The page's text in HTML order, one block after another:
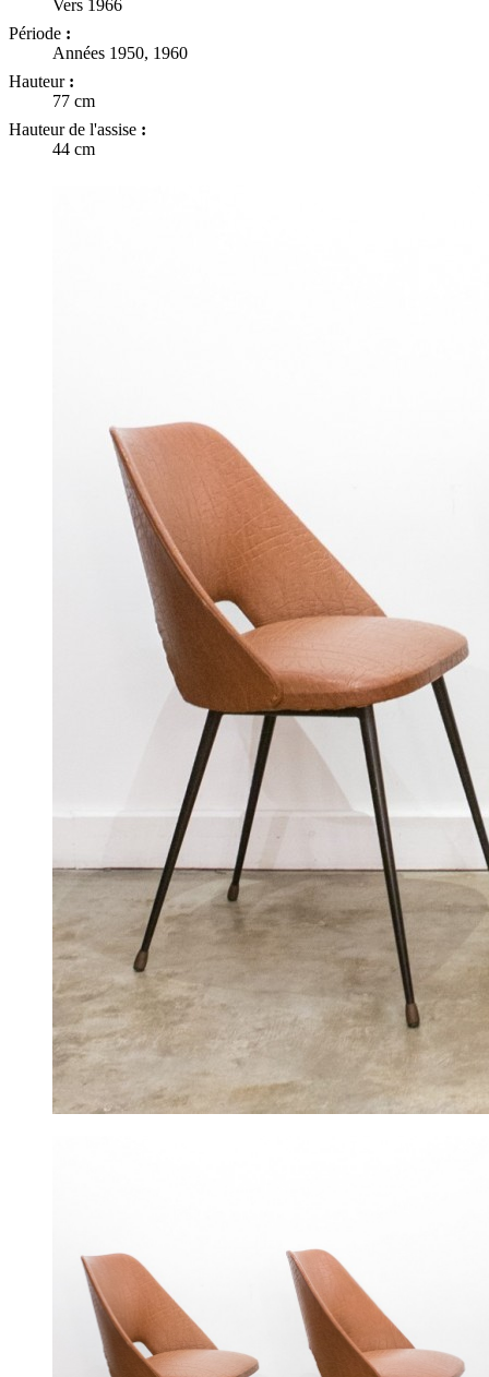
Vers 1966
Période :
Années 1950, 1960
Hauteur :
77 cm
Hauteur de l'assise :
44 cm